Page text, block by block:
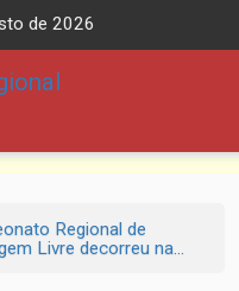
de 2026
Regional de
Livre decorreu na...